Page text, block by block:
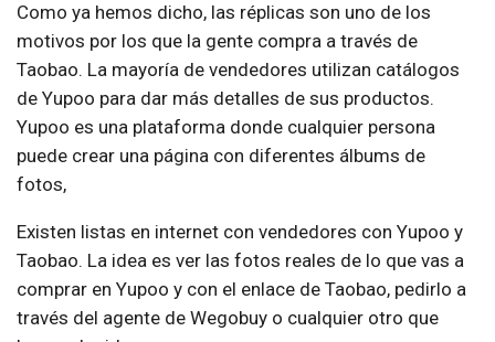
Como ya hemos dicho, las réplicas son uno de los
motivos por los que la gente compra a través de
Taobao. La mayoría de vendedores utilizan catálogos
de Yupoo para dar más detalles de sus productos.
Yupoo es una plataforma donde cualquier persona
puede crear una página con diferentes álbums de
fotos,
Existen listas en internet con vendedores con Yupoo y
Taobao. La idea es ver las fotos reales de lo que vas a
comprar en Yupoo y con el enlace de Taobao, pedirlo a
través del agente de Wegobuy o cualquier otro que